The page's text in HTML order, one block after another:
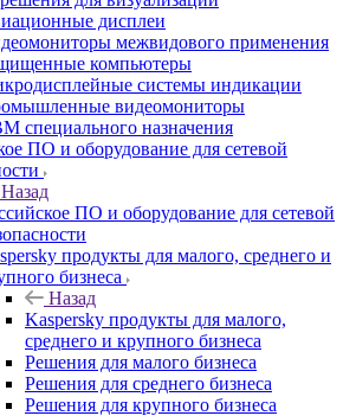
дисплеи
межвидового применения
компьютеры
системы индикации
видеомониторы
специального назначения
ПО и оборудование для сетевой
Назад
ПО и оборудование для сетевой
продукты для малого, среднего и
бизнеса
Назад
Kaspersky продукты для малого,
среднего и крупного бизнеса
Решения для малого бизнеса
Решения для среднего бизнеса
Решения для крупного бизнеса